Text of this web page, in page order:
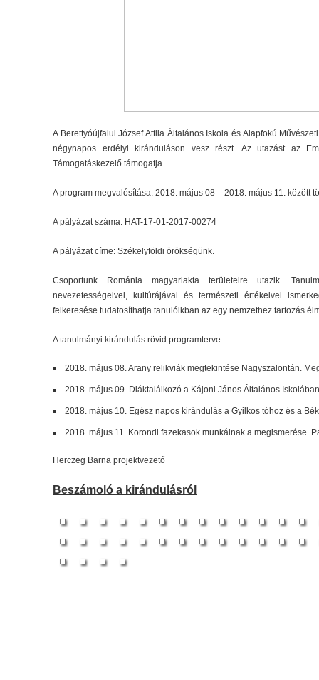
A Berettyóújfalui József Attila Általános Iskola és Alapfokú
négynapos erdélyi kiránduláson vesz részt. Az utazást az
Támogatáskezelő támogatja.
A program megvalósítása: 2018. május 08 – 2018. május 11. között
A pályázat száma: HAT-17-01-2017-00274
A pályázat címe: Székelyföldi örökségünk.
Csoportunk Románia magyarlakta területeire utazik.
nevezetességeivel, kultúrájával és természeti értékeivel
felkeresése tudatosíthatja tanulóikban az egy nemzethez tartozás
A tanulmányi kirándulás rövid programterve:
2018. május 08. Arany relikviák megtekintése Nagyszalontán.
2018. május 09. Diáktalálkozó a Kájoni János Általános
2018. május 10. Egész napos kirándulás a Gyilkos tóhoz és a
2018. május 11. Korondi fazekasok munkáinak a megismerése.
Herczeg Barna projektvezető
Beszámoló a kirándulásról